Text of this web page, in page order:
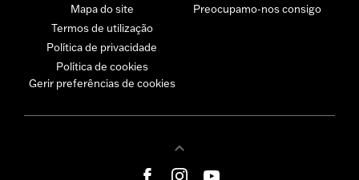
Mapa do site
Termos de utilização
Política de privacidade
Política de cookies
Gerir preferências de cookies
Preocupamo-nos consigo